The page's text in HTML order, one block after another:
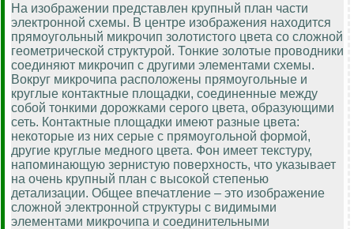
На изображении представлен крупный план части
электронной схемы. В центре изображения находится
прямоугольный микрочип золотистого цвета со сложной
геометрической структурой. Тонкие золотые проводники
соединяют микрочип с другими элементами схемы.
Вокруг микрочипа расположены прямоугольные и
круглые контактные площадки, соединенные между
собой тонкими дорожками серого цвета, образующими
сеть. Контактные площадки имеют разные цвета:
некоторые из них серые с прямоугольной формой,
другие круглые медного цвета. Фон имеет текстуру,
напоминающую зернистую поверхность, что указывает
на очень крупный план с высокой степенью
детализации. Общее впечатление – это изображение
сложной электронной структуры с видимыми
элементами микрочипа и соединительными